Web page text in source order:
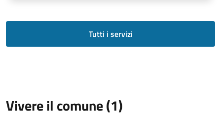
Tutti i servizi
Vivere il comune (1)